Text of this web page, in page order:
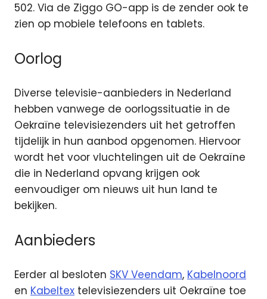
502. Via de Ziggo GO-app is de zender ook te
zien op mobiele telefoons en tablets.
Oorlog
Diverse televisie-aanbieders in Nederland
hebben vanwege de oorlogssituatie in de
Oekraïne televisiezenders uit het getroffen
tijdelijk in hun aanbod opgenomen. Hiervoor
wordt het voor vluchtelingen uit de Oekraïne
die in Nederland opvang krijgen ook
eenvoudiger om nieuws uit hun land te
bekijken.
Aanbieders
Eerder al besloten SKV Veendam, Kabelnoord
en Kabeltex televisiezenders uit Oekraïne toe